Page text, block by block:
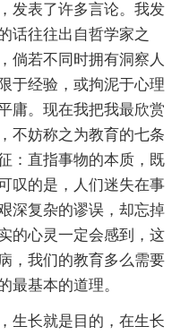
发表了许多言论。我发
话往往出自哲学家之
倘若不同时拥有洞察人
于经验，或拘泥于心理
庸。现在我把我最欣赏
不妨称之为教育的七条
：直指事物的本质，既
叹的是，人们迷失在事
深复杂的谬误，却忘掉
的心灵一定会感到，这
，我们的教育多么需要
最基本的道理。
长就是目的，在生长